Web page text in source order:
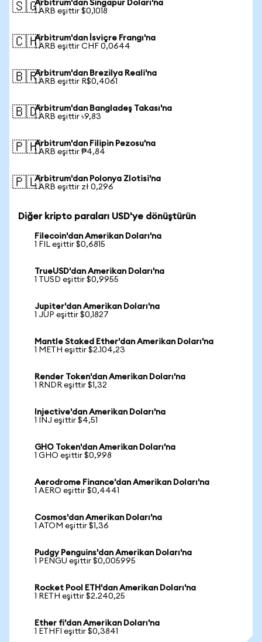
🇸🇬Arbitrum'dan Singapur Doları'na
1 ARB eşittir $0,1018
🇨🇭Arbitrum'dan İsviçre Frangı'na
1 ARB eşittir CHF 0,0644
🇧🇷Arbitrum'dan Brezilya Reali'na
1 ARB eşittir R$0,4061
🇧🇩Arbitrum'dan Bangladeş Takası'na
1 ARB eşittir ৳9,83
🇵🇭Arbitrum'dan Filipin Pezosu'na
1 ARB eşittir ₱4,84
🇵🇱Arbitrum'dan Polonya Zlotisi'na
1 ARB eşittir zł 0,296
Diğer kripto paraları USD'ye dönüştürün
Filecoin'dan Amerikan Doları'na
1 FIL eşittir $0,6815
TrueUSD'dan Amerikan Doları'na
1 TUSD eşittir $0,9955
Jupiter'dan Amerikan Doları'na
1 JUP eşittir $0,1827
Mantle Staked Ether'dan Amerikan Doları'na
1 METH eşittir $2.104,23
Render Token'dan Amerikan Doları'na
1 RNDR eşittir $1,32
Injective'dan Amerikan Doları'na
1 INJ eşittir $4,51
GHO Token'dan Amerikan Doları'na
1 GHO eşittir $0,998
Aerodrome Finance'dan Amerikan Doları'na
1 AERO eşittir $0,4441
Cosmos'dan Amerikan Doları'na
1 ATOM eşittir $1,36
Pudgy Penguins'dan Amerikan Doları'na
1 PENGU eşittir $0,005995
Rocket Pool ETH'dan Amerikan Doları'na
1 RETH eşittir $2.240,25
Ether fi'dan Amerikan Doları'na
1 ETHFI eşittir $0,3841